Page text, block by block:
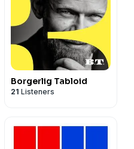
Borgerlig Tabloid
21 Listeners